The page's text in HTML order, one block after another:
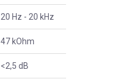
20 Hz - 20 kHz
47 kOhm
<2,5 dB